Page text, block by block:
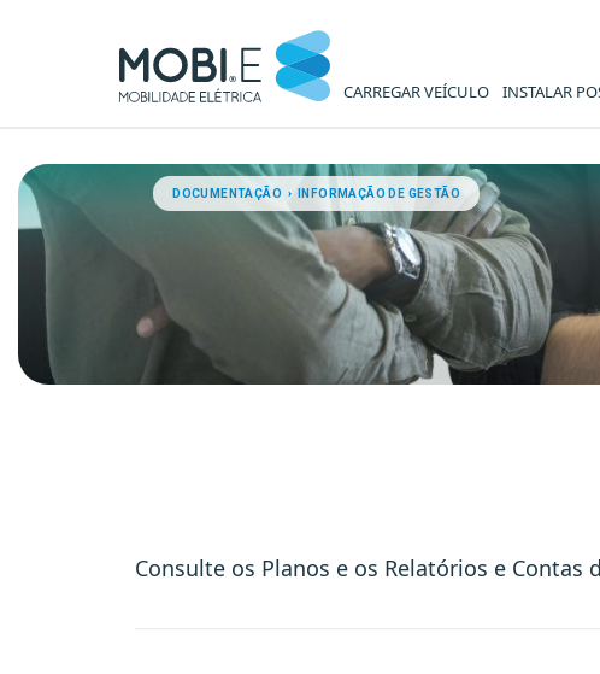
CARREGAR VEÍCULO INSTALAR
DOCUMENTAÇÃO › INFORMAÇÃO DE GESTÃO
Consulte os Planos e os Relatórios e Contas